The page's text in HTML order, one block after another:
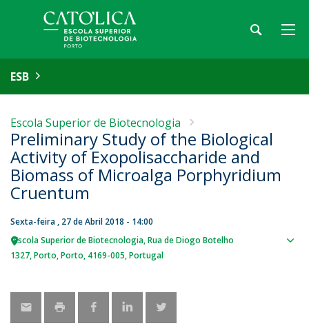
ESB
Escola Superior de Biotecnologia
Preliminary Study of the Biological
Activity of Exopolisaccharide and
Biomass of Microalga Porphyridium
Cruentum
Sexta-feira , 27 de Abril 2018 - 14:00
Escola Superior de Biotecnologia Rua de Diogo Botelho
1327 Porto Porto 4169-005 Portugal